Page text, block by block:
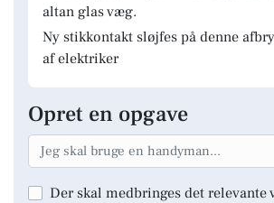
altan glas væg.
Ny stikkontakt sløjfes på denne
af elektriker
Opret en opgave
Der skal medbringes det relevante